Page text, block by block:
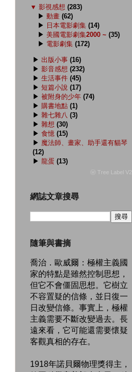
▼ 影視感想 (283)
▶ 動畫 (62)
▶ 日本電影劇集 (14)
▶ 美國電影劇集2000 ~ (35)
▶ 電影劇集 (172)
▶ 出版小事 (16)
▶ 影音感想 (232)
▶ 生活事件 (45)
▶ 短篇小說 (17)
▶ 被附身的少年 (74)
▶ 購書地點 (1)
▶ 雜七雜八 (3)
▶ 雜想 (30)
▶ 食憶 (15)
▶ 魔法師、畫家、助手還有貓琴
(12)
▶ 龍蛋 (13)
ⓦ Tree Label V2
網誌文章搜尋
隨筆與書摘
喬治．歐威爾：極權主義國
家的特點是雖然控制思想，
但它不會僵固思想。它樹立
不容置疑的信條，並日復一
日改變信條。事實上，極權
主義需要不斷改變過去。長
遠來看，它可能還需要懷疑
客觀真相的存在。
1918年諾貝爾物理獎得主，